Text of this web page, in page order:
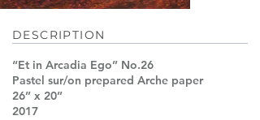
DESCRIPTION
“Et in Arcadia Ego’’ No.26
Pastel sur/on prepared Arche paper
26’’ x 20’’
2017